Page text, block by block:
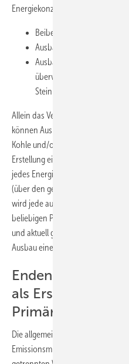
Energiekonzepte herausgestellt:
Beibehalten der bisherigen
Ausbau von Kraft-Wärme-
Ausbau der an der
überwiegend aus
Steinkohle
Allein das
können Auskunft über die zu
Kohle und/oder Erdgas) bzw. CO
Erstellung eines energetischen
jedes Energieversorgers mit
(über den gesamten
wird jede aufgestellte CO
beliebigen Planspiel. Dies gilt für
und aktuell geplante regionale
Ausbau einer Fernwärmeschiene
Endenergie- und
als Ersatz der
Die allgemeine Behauptung einer
Emissionsminderung durch Kraft-